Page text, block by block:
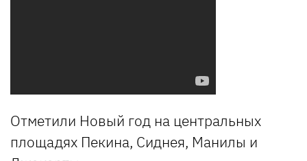
Отметили Новый год на центральных
площадях Пекина, Сиднея, Манилы и